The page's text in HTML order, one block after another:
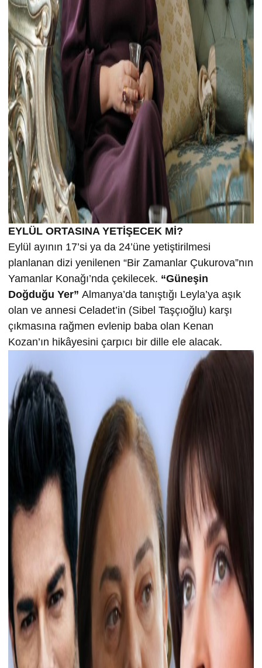
EYLÜL ORTASINA YETİŞECEK Mİ?
Eylül ayının 17’si ya da 24’üne yetiştirilmesi
planlanan dizi yenilenen “Bir Zamanlar Çukurova”nın
Yamanlar Konağı’nda çekilecek. “Güneşin
Doğduğu Yer” Almanya’da tanıştığı Leyla’ya aşık
olan ve annesi Celadet’in (Sibel Taşçıoğlu) karşı
çıkmasına rağmen evlenip baba olan Kenan
Kozan’ın hikâyesini çarpıcı bir dille ele alacak.